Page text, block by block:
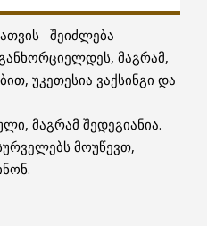
შეიძლება
მაგრამ,
უკეთესია ვაქსინგი და
მაგრამ შედეგიანია.
მოუწევთ,